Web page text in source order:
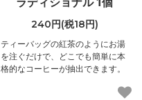
240円(税18円)
ティーバッグの紅茶のようにお湯
を注ぐだけで、どこでも簡単に本
格的なコーヒーが抽出できます。